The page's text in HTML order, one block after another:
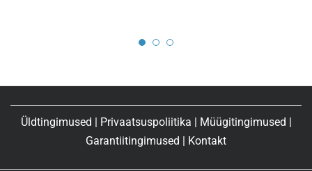
Üldtingimused | Privaatsuspoliitika | Müügitingimused |
Garantiitingimused | Kontakt